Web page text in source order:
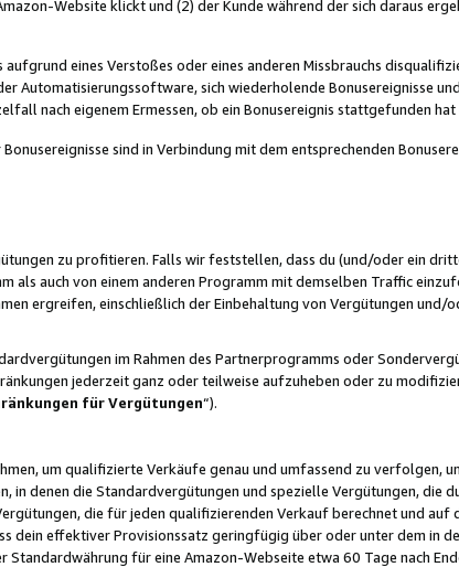
Website klickt und (2) der Kunde während der sich daraus
eines Verstoßes oder eines anderen Missbrauchs
Automatisierungssoftware, sich wiederholende Bonusereignisse
nach eigenem Ermessen, ob ein Bonusereignis stattgefunden
sind in Verbindung mit dem entsprechenden
zu profitieren. Falls wir feststellen, dass du (und/oder ein
als auch von einem anderen Programm mit demselben Traffic
ergreifen, einschließlich der Einbehaltung von Vergütungen und/
im Rahmen des Partnerprogramms oder
jederzeit ganz oder teilweise aufzuheben oder zu
für Vergütungen“).
um qualifizierte Verkäufe genau und umfassend zu verfolgen,
in denen die Standardvergütungen und spezielle Vergütungen, die
die für jeden qualifizierenden Verkauf berechnet und auf
dein effektiver Provisionssatz geringfügig über oder unter dem in
für eine Amazon-Webseite etwa 60 Tage nach